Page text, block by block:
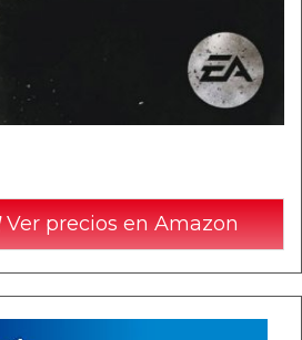
Ver precios en Amazon